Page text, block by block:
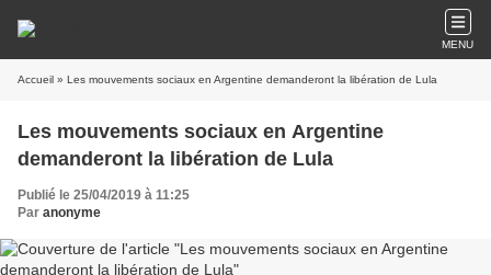
MENU
Accueil » Les mouvements sociaux en Argentine demanderont la libération de Lula
Les mouvements sociaux en Argentine
demanderont la libération de Lula
Publié le 25/04/2019 à 11:25
Par anonyme